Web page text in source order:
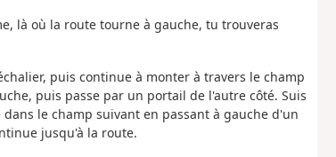
là où la route tourne à gauche, tu trouveras
puis continue à monter à travers le champ
puis passe par un portail de l'autre côté. Suis
le champ suivant en passant à gauche d'un
jusqu'à la route.